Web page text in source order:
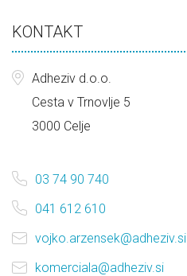
KONTAKT
Adheziv d.o.o.
Cesta v Trnovlje 5
3000 Celje
03 74 90 740
041 612 610
vojko.arzensek@adheziv.si
komerciala@adheziv.si